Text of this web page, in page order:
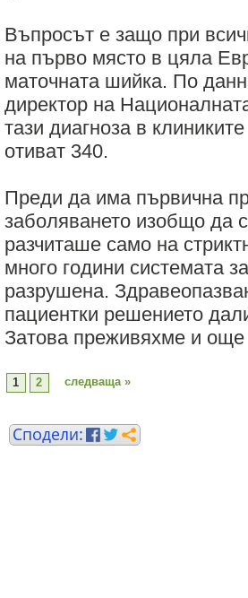
Въпросът е защо при
на първо място в цяла
маточната шийка. По
директор на
тази диагноза в
отиват 340.
Преди да има първична
заболяването изобщо да
разчиташе само на
много години системата
разрушена.
пациентки решението
Затова преживяхме и
1 2 следваща »